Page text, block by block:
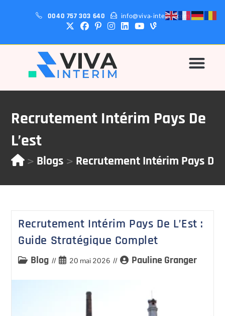
0040 757 303 640 info@viva-interim.com
Recrutement Intérim Pays De
L’est
> Blogs > Recrutement Intérim Pays De
Recrutement Intérim Pays De L’Est :
Guide Stratégique Complet
Blog 20 mai 2026 Pauline Granger